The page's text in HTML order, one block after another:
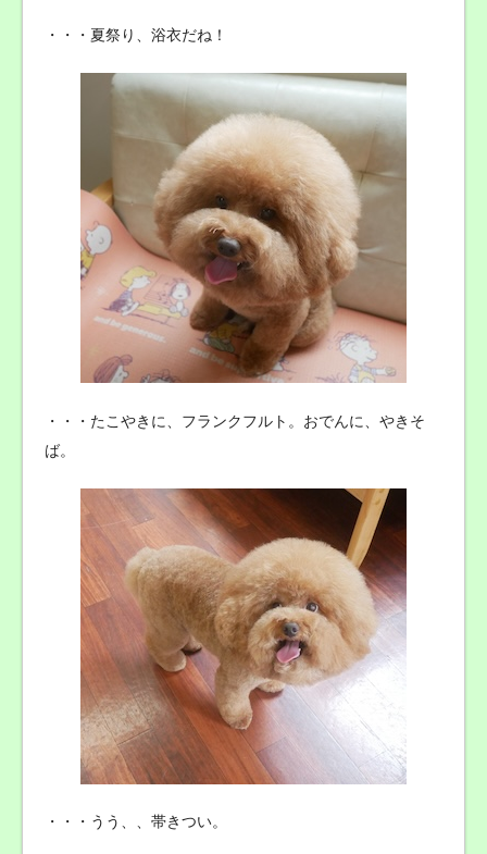
・・・夏祭り、浴衣だね！
・・・たこやきに、フランクフルト。おでんに、やきそ
ば。
・・・うう、、帯きつい。